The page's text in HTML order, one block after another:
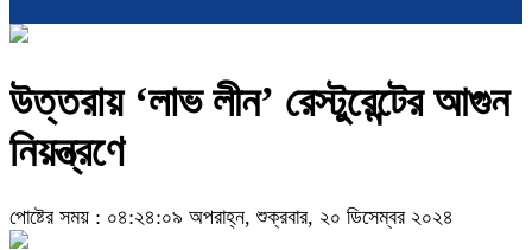
উত্তরায় ‘লাভ লীন’ রেস্টুরেন্টের আগুন
নিয়ন্ত্রণে
পোষ্টের সময় : ০৪:২৪:০৯ অপরাহ্ন, শুক্রবার, ২০ ডিসেম্বর ২০২৪